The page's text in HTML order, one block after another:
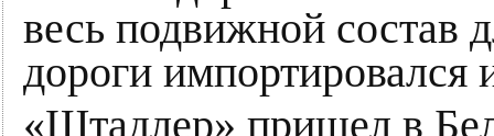
весь подвижной состав
дороги импортировался
«Штадлер» пришел в